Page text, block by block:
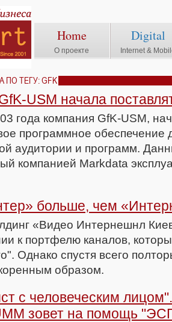
Home
О проекте
Digital
Internet &
ПО ТЕГУ: GFK
USM начала
года компания GfK-USM,
программное обеспечение
аудитории и программ.
компанией Markdata
больше, чем
«Видео Интернешнл
к портфелю каналов,
Однако спустя всего
образом.
с человеческим
зовет на помощь